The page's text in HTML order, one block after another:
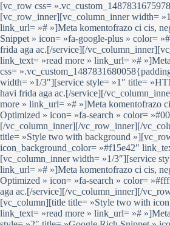
[vc_row css=
[vc_row_inner][vc_column_inner width=
link_url= »# »]Meta komentofrazo ci cis,
Snippet » icon= »fa-google-plus » color=
frida aga ac.[/service][/
link_text= »read more » link_url= »#
css=
width= »1/3″][service style= »1″ title=
havi frida aga ac.[/service][/
more » link_url= »# »]Meta komentofrazo
Optimized » icon= »fa-search » color=
[/vc_column_inner][/vc_row_inner][/
title= »Style two with background
icon_background_color= »#f15e42″
[vc_column_inner width= »1/3″][service
link_url= »# »]Meta komentofrazo ci cis,
Optimized » icon= »fa-search » color=
aga ac.[/service][/vc_column_inner][/
[vc_column][title title= »Style two with
link_text= »read more » link_url= »#